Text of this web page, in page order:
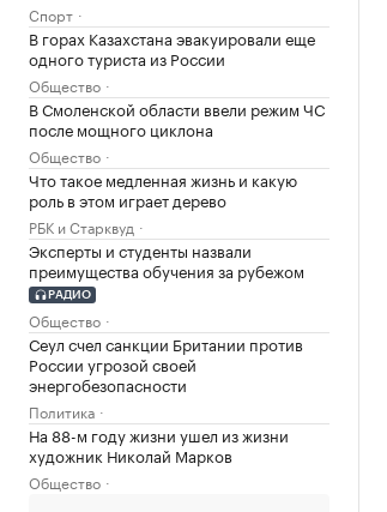
Спорт
В горах Казахстана эвакуировали еще
одного туриста из России
Общество
В Смоленской области ввели режим ЧС
после мощного циклона
Общество
Что такое медленная жизнь и какую
роль в этом играет дерево
РБК и Старквуд
Эксперты и студенты назвали
преимущества обучения за рубежом
РАДИО
Общество
Сеул счел санкции Британии против
России угрозой своей
энергобезопасности
Политика
На 88-м году жизни ушел из жизни
художник Николай Марков
Общество